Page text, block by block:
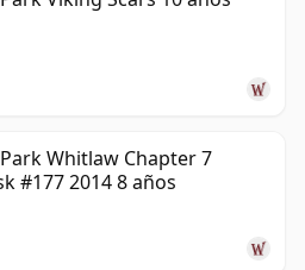
Whitlaw Chapter 7
#177 2014 8 años